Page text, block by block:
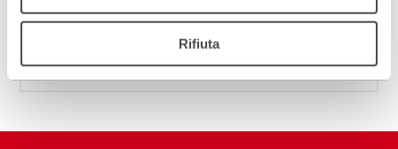
Rifiuta
ISCRIVITI ALLA NEWSLETTER